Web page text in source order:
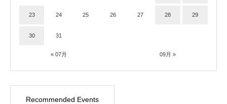
« 07月 09月 »
23 24 25 26 27 28 29
30 31
Recommended Events